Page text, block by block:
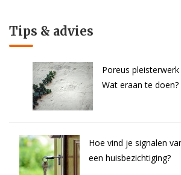
Tips & advies
Poreus
Wat eraan te doen?
Hoe vind je signalen
een huisbezichtiging?